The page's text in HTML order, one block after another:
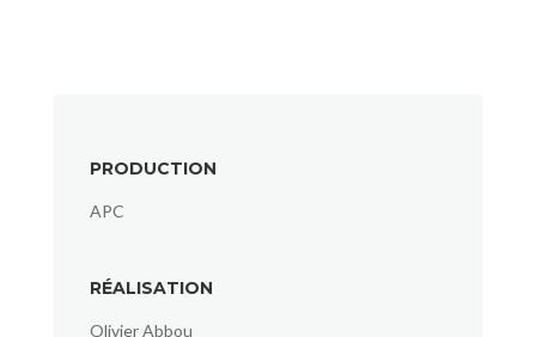
PRODUCTION
APC
RÉALISATION
Olivier Abbou